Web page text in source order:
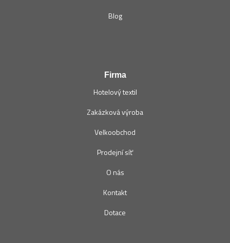
Blog
Firma
Hotelový textil
Zakázková výroba
Velkoobchod
Prodejní síť
O nás
Kontakt
Dotace